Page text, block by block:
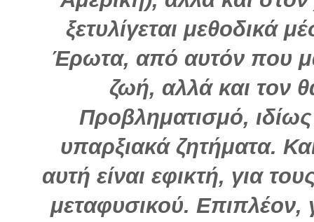
ξετυλίγεται μεθοδικά
Έρωτα, από αυτόν που
ζωή, αλλά και τον
Προβληματισμό,
υπαρξιακά ζητήματα.
αυτή είναι εφικτή, για
μεταφυσικού. Επιπλέον,